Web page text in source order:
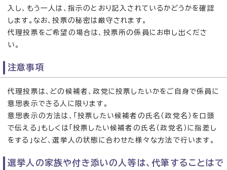
入し、もう一人は、指示のとおり記入されているかどうかを確認
します。なお、投票の秘密は厳守されます。
代理投票をご希望の場合は、投票所の係員にお申し出くださ
い。
注意事項
代理投票は、どの候補者、政党に投票したいかをご自身で係員に
意思表示できる人に限ります。
意思表示の方法は、「投票したい候補者の氏名（政党名）を口頭
で伝える」もしくは「投票したい候補者の氏名（政党名）に指差し
をする」など、選挙人の状態に合わせた様々な方法で行います。
選挙人の家族や付き添いの人等は、代筆することはで